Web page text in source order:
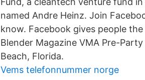
named Andre Heinz. Join
know. Facebook gives people
Blender Magazine VMA Pre-
Beach, Florida.
Vems telefonnummer norge